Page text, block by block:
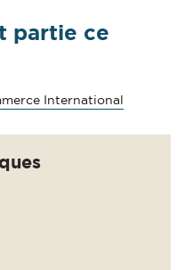
partie ce
International